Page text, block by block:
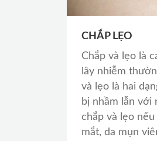
CHẮP LẸO
Chắp và lẹo là
lây nhiễm
và lẹo là hai
bị nhầm lẫn với
chắp và lẹo
mắt, da mụn